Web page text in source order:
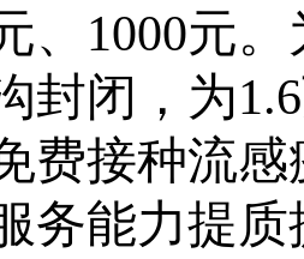
、 1000元。
封闭，为1.6
费接种流
务能力提